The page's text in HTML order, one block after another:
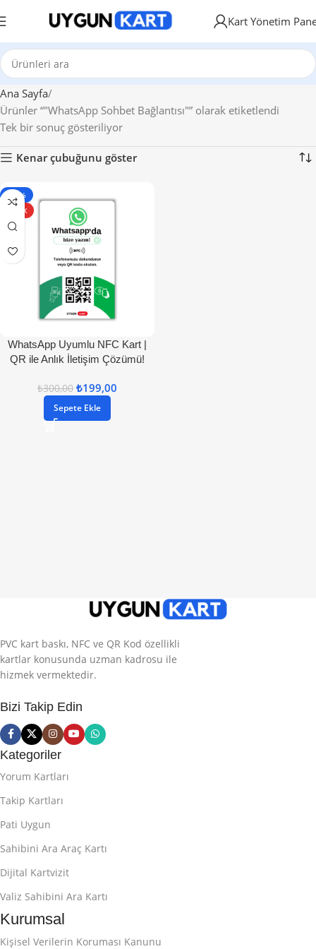
Kart Yönetim
Ana Sayfa
Ürünler “"WhatsApp Sohbet Bağlantısı"” olarak etiketlendi
Tek bir sonuç gösteriliyor
Kenar çubuğunu göster
- 34%
SICAK
WhatsApp Uyumlu NFC Kart |
QR ile Anlık İletişim Çözümü!
₺300,00 ₺199,00
Sepete Ekle
PVC kart baskı, NFC ve QR Kod özellikli
kartlar konusunda uzman kadrosu ile
hizmek vermektedir.
Bizi Takip Edin
Kategoriler
Yorum Kartları
Takip Kartları
Pati Uygun
Sahibini Ara Araç Kartı
Dijital Kartvizit
Valiz Sahibini Ara Kartı
Kurumsal
Kişisel Verilerin Koruması Kanunu